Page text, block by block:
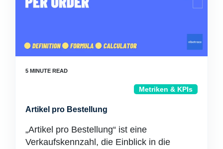
Metriken & KPIs
Artikel pro Bestellung
„Artikel pro Bestellung“ ist eine
Verkaufskennzahl, die Einblick in die